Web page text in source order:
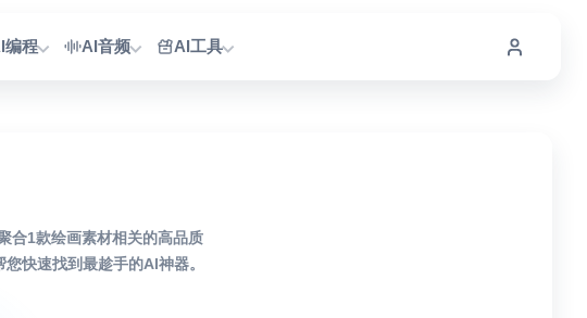
编程 AI音频 AI工具
合1款绘画素材相关的高品质
快速找到最趁手的AI神器。